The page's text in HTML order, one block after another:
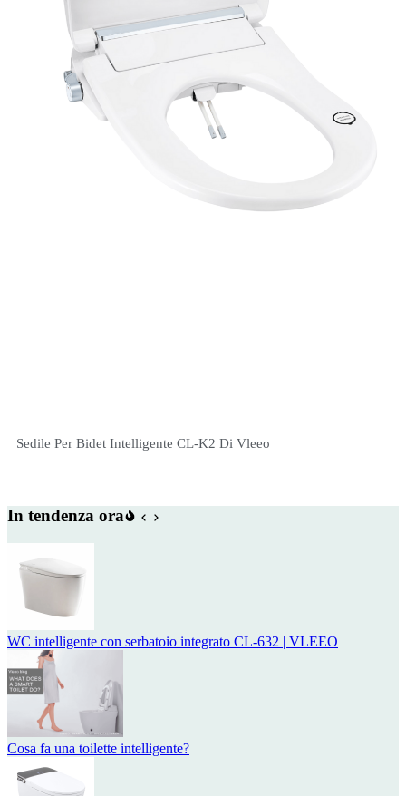
Sedile Per Bidet Intelligente CL-K2 Di Vleeo
In tendenza ora
WC intelligente con serbatoio integrato CL-632 | VLEEO
Cosa fa una toilette intelligente?